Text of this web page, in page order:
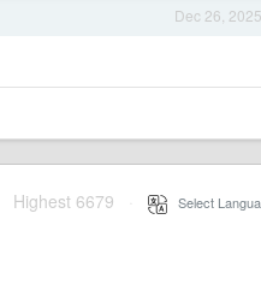
Dec 26, 2025
Highest 6679 Select